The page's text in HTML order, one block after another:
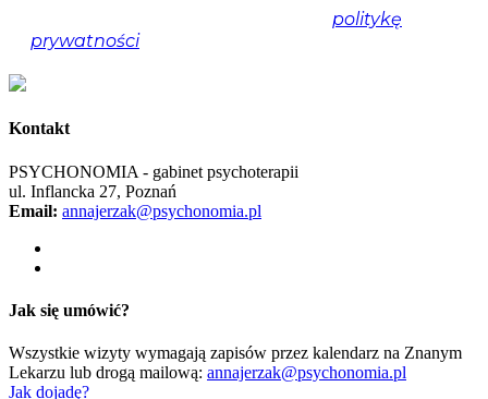
politykę
prywatności, aby uzyskać więcej informacji.
Kontakt
PSYCHONOMIA - gabinet psychoterapii
ul. Inflancka 27, Poznań
Email: annajerzak@psychonomia.pl
Jak się umówić?
Wszystkie wizyty wymagają zapisów przez kalendarz na Znanym
Lekarzu lub drogą mailową: annajerzak@psychonomia.pl
Jak dojadę?